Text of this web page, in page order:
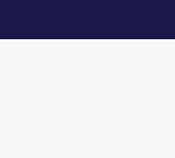
atla